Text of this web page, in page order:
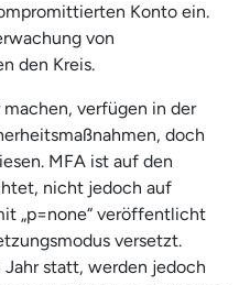
Konto ein.
von
den Kreis.
verfügen in der
doch
MFA ist auf den
nicht jedoch auf
„p=none“ veröffentlicht
versetzt.
statt, werden jedoch